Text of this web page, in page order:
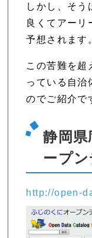
しかし、そう
良くてアーリ
予想されます
この苦難を超
っている自治
のでご紹介で
静岡
ープ
http://open-